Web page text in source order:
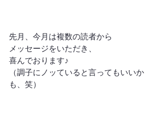
先月、今月は複数の読者から
メッセージをいただき、
喜んでおります♪
（調子にノッていると言ってもいいか
も、笑）